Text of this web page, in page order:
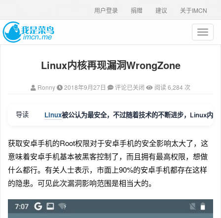
关于IMCN
建议
捐赠
用户登录
T
o
v
a
t
i
o
Linux内核再现漏洞WrongZone
Ronny 2018年9月27日 评论已关闭 阅读 6,284 次
导读 Linux被公认为最安全，不过随着技术的不断进步，Linux内
获取安卓手机的Root权限对于安卓手机的安全影响太大了，这
意味着安卓手机基本被黑客控制了，而且拥有最高权限，想做
什么都行。有关人士表示，市面上90%的安卓手机都存在这样
的隐患。可见此次漏洞影响范围是相当大的。